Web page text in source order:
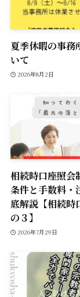
夏季休暇の事務
いて
2026年8月2日
相続時口座照会
条件と手数料・
底解説【相続時
の３】
2026年7月29日